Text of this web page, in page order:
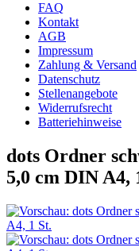
FAQ
Kontakt
AGB
Impressum
Zahlung & Versand
Datenschutz
Stellenangebote
Widerrufsrecht
Batteriehinweise
dots Ordner
5,0 cm DIN A4,